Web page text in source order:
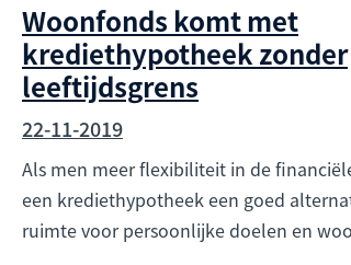
Woonfonds komt met
krediethypotheek zonder
leeftijdsgrens
22-11-2019
Als men meer flexibiliteit in de
een krediethypotheek een goed
ruimte voor persoonlijke doelen en